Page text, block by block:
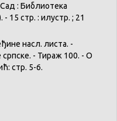
Сад : Библиотека
- 15 стр. : илустр. ; 21
насл. листа. -
- Тираж 100. - О
стр. 5-6.